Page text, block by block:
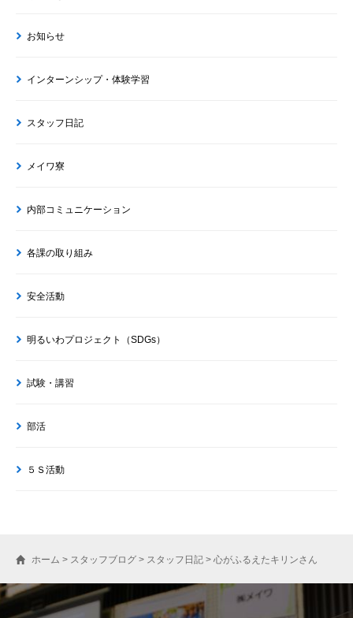
お知らせ
インターンシップ・体験学習
スタッフ日記
メイワ寮
内部コミュニケーション
各課の取り組み
安全活動
明るいわプロジェクト（SDGs）
試験・講習
部活
５Ｓ活動
ホーム > スタッフブログ > スタッフ日記 > 心がふるえたキリンさん